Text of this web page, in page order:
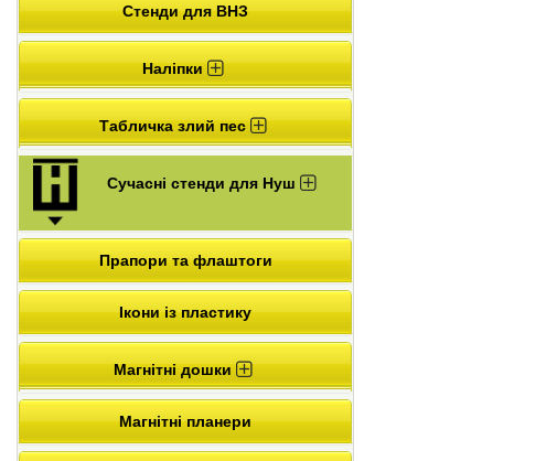
Стенди для ВНЗ
Наліпки
Табличка злий пес
Сучасні стенди для Нуш
Прапори та флаштоги
Ікони із пластику
Магнітні дошки
Магнітні планери